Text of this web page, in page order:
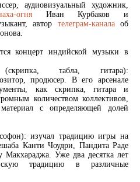
аудиовизуальный художник,
огня Иван Курбаков и
автор телеграм-каналаоб
концерт индийской музыки в
табла, гитара):
продюсер. В его арсенале
как скрипка, гитара и
количеством коллективов,
с определяющей долей
изучал традицию игры на
Канти Чоудри, Пандита Раде
Уже два десятка лет
традицию в различные